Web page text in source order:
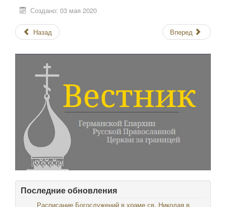
Создано: 03 мая 2020
Назад Вперед
Последние обновления
Расписание Богослужений в храме св. Николая в